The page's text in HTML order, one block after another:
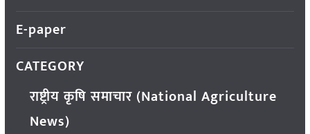
E-paper
CATEGORY
राष्ट्रीय कृषि समाचार (National Agriculture
News)